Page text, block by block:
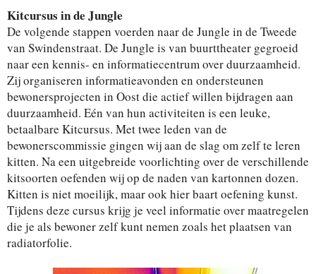
Kitcursus in de Jungle
De volgende stappen voerden naar de Jungle in de Tweede
van Swindenstraat. De Jungle is van buurttheater gegroeid
naar een kennis- en informatiecentrum over duurzaamheid.
Zij organiseren informatieavonden en ondersteunen
bewonersprojecten in Oost die actief willen bijdragen aan
duurzaamheid. Eén van hun activiteiten is een leuke,
betaalbare Kitcursus. Met twee leden van de
bewonerscommissie gingen wij aan de slag om zelf te leren
kitten. Na een uitgebreide voorlichting over de verschillende
kitsoorten oefenden wij op de naden van kartonnen dozen.
Kitten is niet moeilijk, maar ook hier baart oefening kunst.
Tijdens deze cursus krijg je veel informatie over maatregelen
die je als bewoner zelf kunt nemen zoals het plaatsen van
radiatorfolie.